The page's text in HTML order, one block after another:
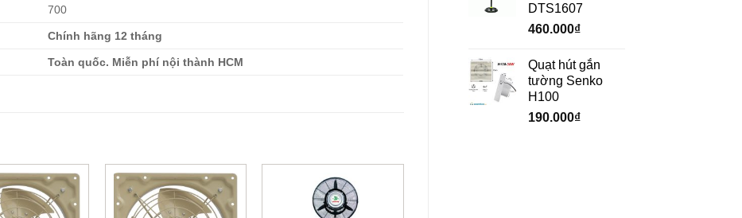
DTS1607
460.000₫
Quạt hút gắn
tường Senko
H100
190.000₫
700
Chính hãng 12 tháng
Toàn quốc. Miễn phí nội thành HCM